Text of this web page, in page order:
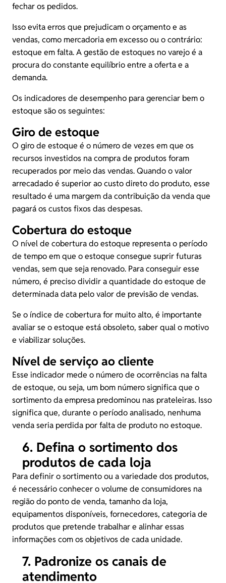
fechar os pedidos.
Isso evita erros que prejudicam o orçamento e as
vendas, como mercadoria em excesso ou o contrário:
estoque em falta. A gestão de estoques no varejo é a
procura do constante equilíbrio entre a oferta e a
demanda.
Os indicadores de desempenho para gerenciar bem o
estoque são os seguintes:
Giro de estoque
O giro de estoque é o número de vezes em que os
recursos investidos na compra de produtos foram
recuperados por meio das vendas. Quando o valor
arrecadado é superior ao custo direto do produto, esse
resultado é uma margem da contribuição da venda que
pagará os custos fixos das despesas.
Cobertura do estoque
O nível de cobertura do estoque representa o período
de tempo em que o estoque consegue suprir futuras
vendas, sem que seja renovado. Para conseguir esse
número, é preciso dividir a quantidade do estoque de
determinada data pelo valor de previsão de vendas.
Se o índice de cobertura for muito alto, é importante
avaliar se o estoque está obsoleto, saber qual o motivo
e viabilizar soluções.
Nível de serviço ao cliente
Esse indicador mede o número de ocorrências na falta
de estoque, ou seja, um bom número significa que o
sortimento da empresa predominou nas prateleiras. Isso
significa que, durante o período analisado, nenhuma
venda seria perdida por falta de produto no estoque.
6. Defina o sortimento dos
produtos de cada loja
Para definir o sortimento ou a variedade dos produtos,
é necessário conhecer o volume de consumidores na
região do ponto de venda, tamanho da loja,
equipamentos disponíveis, fornecedores, categoria de
produtos que pretende trabalhar e alinhar essas
informações com os objetivos de cada unidade.
7. Padronize os canais de
atendimento